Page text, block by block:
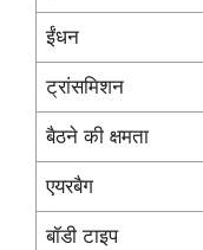
ईंधन
ट्रांसमिशन
बैठने की क्षमता
एयरबैग
बॉडी टाइप